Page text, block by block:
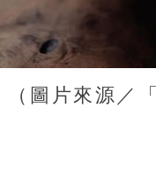
圖片來源／